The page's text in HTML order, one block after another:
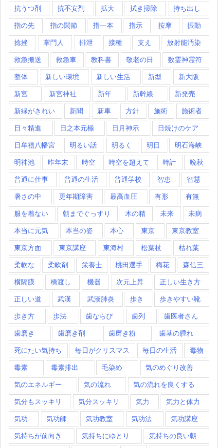
抗うつ剤 抗不安剤 拡大 拭き掃除 持ち出し
指の先 指の関節 指一本 指示 按摩 振動
捻挫 掌門人 排泄 接種 支え 放射能汚染
救急搬送 救急車 教科書 敬老の日 数霊神霊符
整体 新しい環境 新しい生活 新型 新大阪
新宮 新宮神社 新年 新幹線 新発売
新緑がきれい 新聞 新車 方針 施術 施術者
日々精進 日之本元極 日月神示 日焼けのケア
日牟禮八幡宮 明るい話 明るく 明日 明石海峡
明神池 昨年末 時空 時空を超えて 時計 晩秋
普通に仕事 普通の生活 普通学校 智恵 智慧
暑さの中 更年期障害 最高血圧 有形 有無
服を着ない 朝までぐっすり 木の精 未来 未病
本当に元気 本当の姿 本心 東京 東京教室
東京方面 東京講座 東海村 松葉杖 枯れ葉
柔軟な 柔軟剤 栄養士 桃田選手 梅花 森信三
横隔膜 橋渡し 機器 次元上昇 正しい生き方
正しい道 武漢 武漢肺炎 歩き 歩きやすい靴
歩き方 歩法 歯ならび 歯列 歯医者さん
歯磨き 歯磨き剤 歯磨き粉 歯茎の腫れ
死にたい気持ち 毎日がクリスマス 毎日の生活 毒物
毒素 毒素排出 毛染め 気のめぐり改善
気のエネルギー 気の流れ 気の流れを良くする
気分もスッキリ 気分スッキリ 気力 気力と体力
気功 気功師 気功教室 気功法 気功講座
気持ちが前向き 気持ちにゆとり 気持ちの良い朝